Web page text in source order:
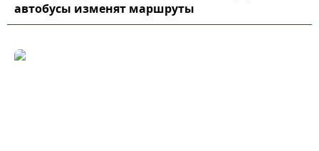
автобусы изменят маршруты